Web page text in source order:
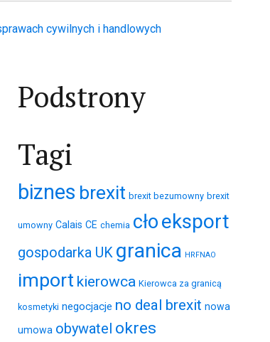
cywilnych i handlowych
Podstrony
Tagi
biznes brexit brexit bezumowny brexit
umowny Calais CE chemia cłoeksport
gospodarka UK granica HRFNAO
import kierowca Kierowca za granicą
kosmetyki negocjacje no deal brexit nowa
umowa obywatel okres